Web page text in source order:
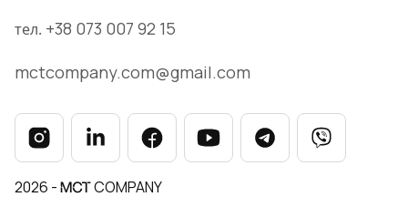
тел. +38 073 007 92 15
mctcompany.com@gmail.com
2026 - MCT COMPANY